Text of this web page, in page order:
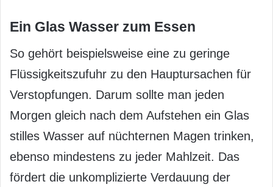
Ein Glas Wasser zum Essen
So gehört beispielsweise eine zu geringe
Flüssigkeitszufuhr zu den Hauptursachen für
Verstopfungen. Darum sollte man jeden
Morgen gleich nach dem Aufstehen ein Glas
stilles Wasser auf nüchternen Magen trinken,
ebenso mindestens zu jeder Mahlzeit. Das
fördert die unkomplizierte Verdauung der